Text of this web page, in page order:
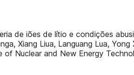
de iões de lítio e condições
Xiang Liua, Languang Lua,
Nuclear and New Energy